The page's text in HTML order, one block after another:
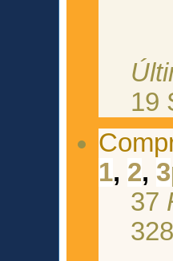
19
1, 2, 3
37